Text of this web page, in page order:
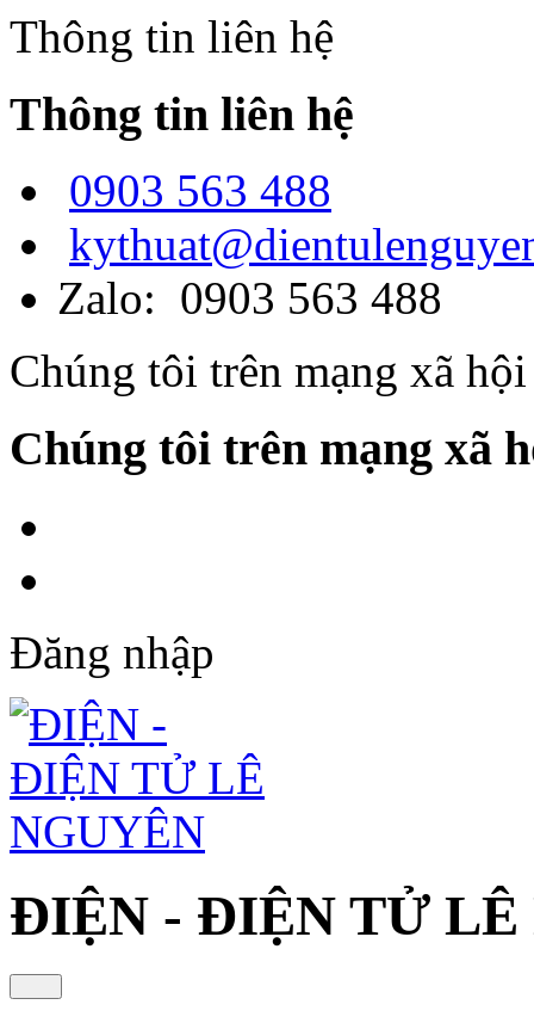
Thông tin liên hệ
Thông tin liên hệ
0903 563 488
Zalo: 0903 563 488
Chúng tôi trên mạng xã hội
Chúng tôi trên mạng xã
Đăng nhập
ĐIỆN - ĐIỆN TỬ LÊ